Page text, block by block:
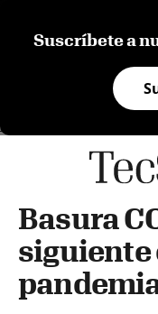
Suscríbete a
Basura
siguiente